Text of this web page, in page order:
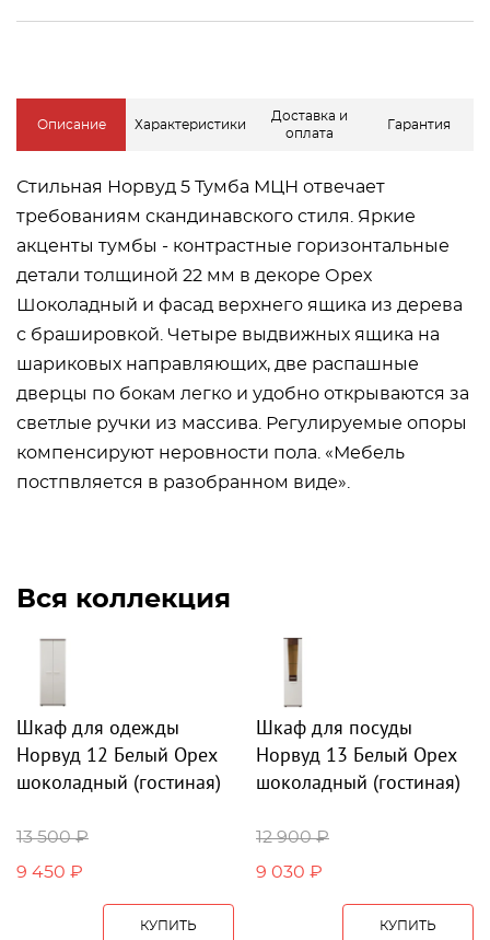
Описание Характеристики
Доставка и
оплата
Гарантия
Стильная Норвуд 5 Тумба МЦН отвечает
требованиям скандинавского стиля. Яркие
акценты тумбы - контрастные горизонтальные
детали толщиной 22 мм в декоре Орех
Шоколадный и фасад верхнего ящика из дерева
с брашировкой. Четыре выдвижных ящика на
шариковых направляющих, две распашные
дверцы по бокам легко и удобно открываются за
светлые ручки из массива. Регулируемые опоры
компенсируют неровности пола. «Мебель
постпвляется в разобранном виде».
Вся коллекция
Шкаф для одежды
Норвуд 12 Белый Орех
шоколадный (гостиная)
13 500 ₽
9 450 ₽
КУПИТЬ
Шкаф для посуды
Норвуд 13 Белый Орех
шоколадный (гостиная)
12 900 ₽
9 030 ₽
КУПИТЬ